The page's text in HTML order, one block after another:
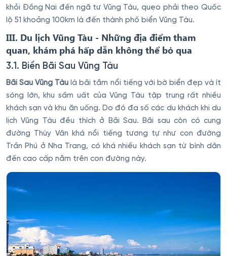
khỏi Đồng Nai đến ngã tư Vũng Tàu, quẹo phải theo Quốc
lộ 51 khoảng 100km là đến thành phố biển Vũng Tàu.
III. Du lịch Vũng Tàu - Những địa điểm tham
quan, khám phá hấp dẫn không thể bỏ qua
3.1. Biển Bãi Sau Vũng Tàu
Bãi Sau Vũng Tàu là bãi tắm nổi tiếng với bờ biển đẹp và ít
sóng lớn, khu sầm uất của Vũng Tàu tập trung rất nhiều
khách sạn và khu ăn uống. Do đó đa số các du khách khi du
lịch Vũng Tàu đều thích ở Bãi Sau. Bãi sau còn có cung
đường Thùy Vân khá nổi tiếng tương tự như con đường
Trần Phú ở Nha Trang, có khá nhiều khách sạn từ bình dân
đến cao cấp nằm trên con đường này.